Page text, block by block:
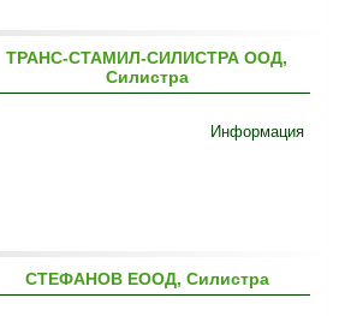
ТРАНС-СТАМИЛ-СИЛИСТРА ООД,
Силистра
Информация
СТЕФАНОВ ЕООД, Силистра